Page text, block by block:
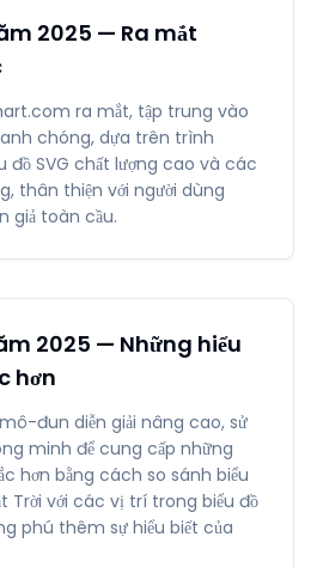
2025 — Ra mắt
ra mắt, tập trung vào
chóng, dựa trên trình
đồ SVG chất lượng cao và các
thân thiện với người dùng
giả toàn cầu.
2025 — Những hiểu
hơn
đun diễn giải nâng cao, sử
minh để cung cấp những
hơn bằng cách so sánh biểu
Trời với các vị trí trong biểu đồ
phú thêm sự hiểu biết của